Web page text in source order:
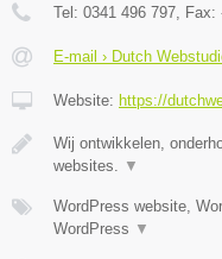
Tel: 0341 496 797 , Fax:
E-mail › Dutch
Website: https://
Wij ontwikkelen,
websites.
▼
WordPress website,
WordPress ▼